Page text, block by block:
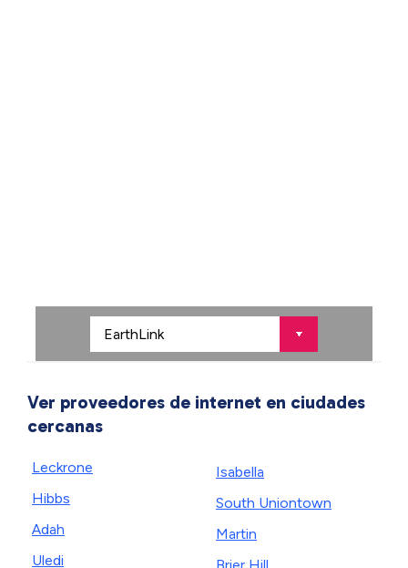
Ver proveedores de internet en ciudades
cercanas
Leckrone
Hibbs
Adah
Uledi
Isabella
South Uniontown
Martin